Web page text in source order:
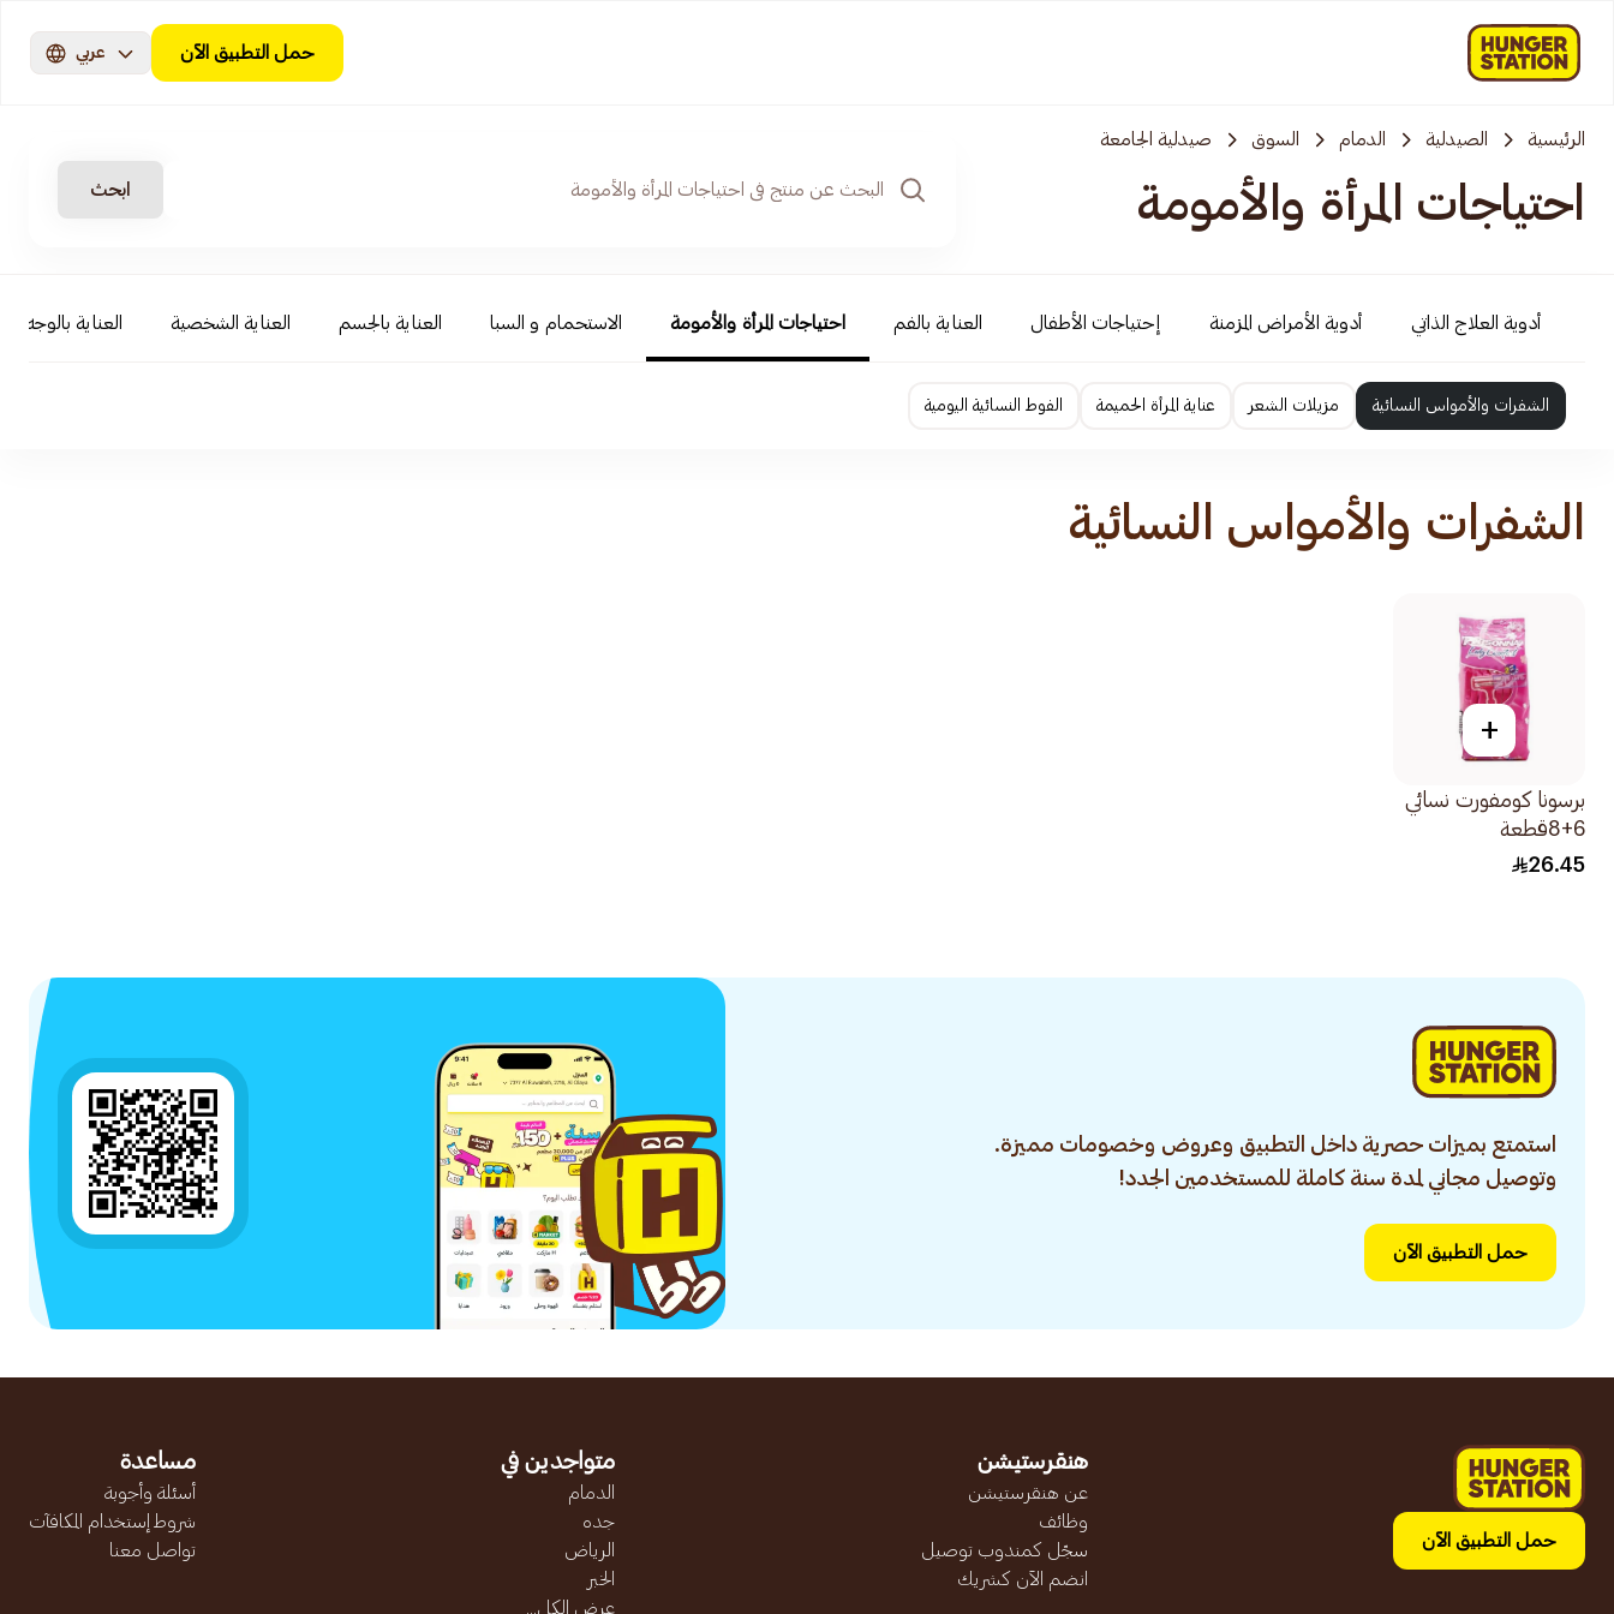
حمل التطبيق الآن عربي
الرئيسية الصيدلية الدمام السوق صيدلية الجامعة
احتياجات المرأة والأمومة ابحث
أدوية العلاج الذاتي أدوية الأمراض المزمنة إحتياجات الأطفال العناية بالفم احتياجات المرأة والأمومة الاستحمام و السبا العناية بالجسم العناية الشخصية العناية بالوجه
الشفرات والأمواس النسائية مزيلات الشعر عناية المرأة الحميمة الفوط النسائية اليومية
الشفرات والأمواس النسائية
+
برسونا كومفورت نسائي
6+8قطعة
26.45
استمتع بميزات حصرية داخل التطبيق وعروض وخصومات مميزة.
وتوصيل مجاني لمدة سنة كاملة للمستخدمين الجدد!
حمل التطبيق الآن
حمل التطبيق الآن
هنقرستيشن
عن هنقرستيشن
وظائف
سجّل كمندوب توصيل
انضم الآن كشريك
متواجدين في
الدمام
جده
الرياض
الخبر
عرض الكل...
مساعدة
أسئلة وأجوبة
شروط إستخدام المكافآت
تواصل معنا